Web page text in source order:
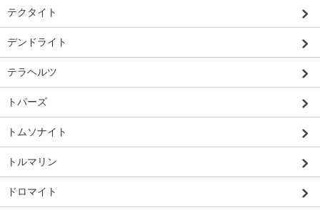
テクタイト
デンドライト
テラヘルツ
トパーズ
トムソナイト
トルマリン
ドロマイト